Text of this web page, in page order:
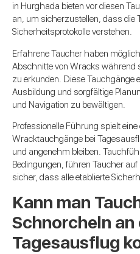
in Hurghada bieten vor diesen
an, um sicherzustellen, dass die
Sicherheitsprotokolle verstehen.
Erfahrene Taucher haben
Abschnitte von Wracks während
zu erkunden. Diese Tauchgänge
Ausbildung und sorgfältige
und Navigation zu bewältigen.
Professionelle Führung spielt
Wracktauchgänge bei
und angenehm bleiben.
Bedingungen, führen Taucher
sicher, dass alle etablierte
Kann man
Schnorcheln an
Tagesausflug